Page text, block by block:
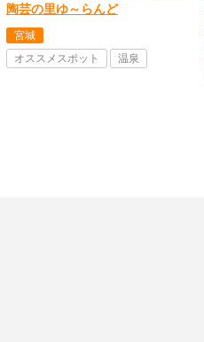
陶芸の里ゆ～らんど
宮城
オススメスポット
温泉